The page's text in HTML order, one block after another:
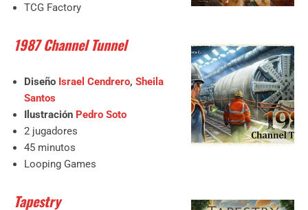
TCG Factory
1987 Channel Tunnel
Diseño Israel Cendrero, Sheila
Santos
Ilustración Pedro Soto
2 jugadores
45 minutos
Looping Games
Tapestry